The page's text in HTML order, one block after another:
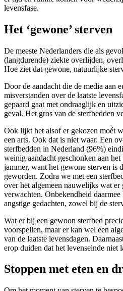
levensfase.
Het ‘gewone’ sterven
De meeste Nederlanders die als
(langdurende) ziekte overlijden,
Hoe ziet dat gewone, natuurlijke
Door de aandacht die de media aan
misverstanden over de laatste
gepaard gaat met ondraaglijk en
geval. Het gros van de sterfbedden
Ook lijkt het alsof er gekozen moét
een arts. Ook dat is niet waar. Een
sterfbedden in Nederland (96%)
weinig aandacht geschonken aan het
jammer, want het gewone sterven is
geworden. Zodra we met een
over het algemeen nauwelijks wat
verwachten. Onbekendheid
angstige gedachten, zowel bij de
Wat er bij een gewoon sterfbed
voorspellen, maar er kan wel een
van de laatste levensdagen.
erop duiden dat het levenseinde niet
Stoppen met eten en